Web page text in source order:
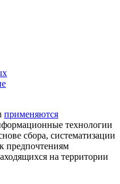
применяются
технологии
сбора, систематизации
предпочтениям
на территории